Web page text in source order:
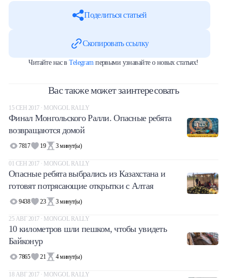
Поделиться статьей
Скопировать ссылку
Читайте нас вTelegramпервыми узнавайте о новых статьях!
Вас также может заинтересовать
15 СЕН 2017 · MONGOL RALLY
Финал Монгольского Ралли. Опасные ребята
возвращаются домой
7817 19 3минут(ы)
01 СЕН 2017 · MONGOL RALLY
Опасные ребята выбрались из Казахстана и
готовят потрясающие открытки с Алтая
9438 23 3минут(ы)
25 АВГ 2017 · MONGOL RALLY
10 километров шли пешком, чтобы увидеть
Байконур
7865 21 4минут(ы)
18 АВГ 2017 · MONGOL RALLY